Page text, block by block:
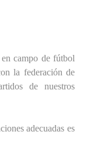
campo de fútbol
la federación de
de nuestros
adecuadas es